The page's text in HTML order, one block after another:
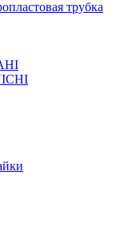
трубка